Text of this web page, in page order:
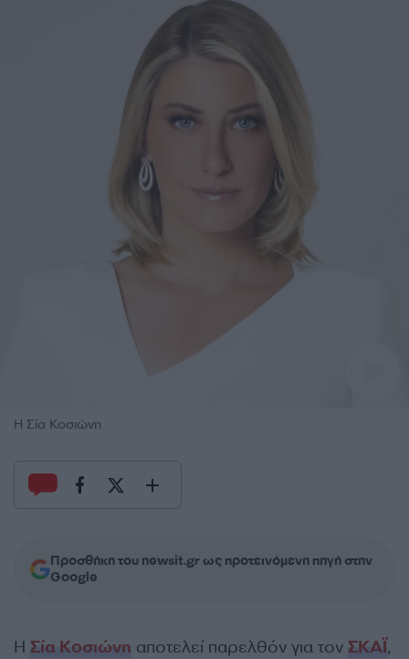
Η Σία Κοσιώνη
Προσθήκη του newsit.gr ως προτεινόμενη πηγή στην
Google
Η Σία Κοσιώνη αποτελεί παρελθόν για τον ΣΚΑΪ,